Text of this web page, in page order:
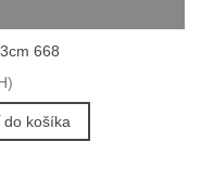
668
do košíka